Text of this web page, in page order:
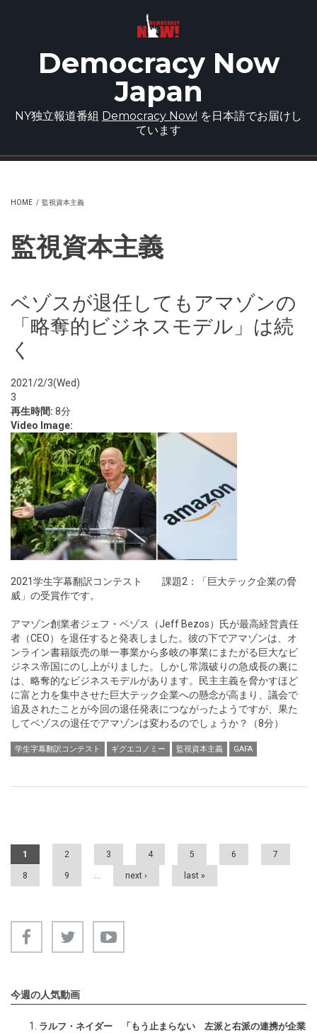
Democracy Now
Japan
NY独立報道番組 Democracy Now! を日本語でお届けし
ています
HOME / 監視資本主義
監視資本主義
ベゾスが退任してもアマゾンの
「略奪的ビジネスモデル」は続
く
2021/2/3(Wed)
3
再生時間: 8分
Video Image:
2021学生字幕翻訳コンテスト 課題2：「巨大テック企業の脅
威」の受賞作です。
アマゾン創業者ジェフ・ベゾス（Jeff Bezos）氏が最高経営責任
者（CEO）を退任すると発表しました。彼の下でアマゾンは、オ
ンライン書籍販売の単一事業から多岐の事業にまたがる巨大なビ
ジネス帝国にのし上がりました。しかし常識破りの急成長の裏に
は、略奪的なビジネスモデルがあります。民主主義を脅かすほど
に富と力を集中させた巨大テック企業への懸念が高まり、議会で
追及されたことが今回の退任発表につながったようですが、果た
してベゾスの退任でアマゾンは変わるのでしょうか？（8分）
学生字幕翻訳コンテスト ギグエコノミー 監視資本主義 GAFA
Pages
1 2 3 4 5 6 7
8 9 … next › last »
今週の人気動画
ラルフ・ネイダー 「もう止まらない 左派と右派の連携が企業